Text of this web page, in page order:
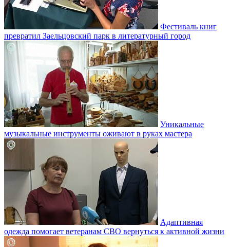
Фестиваль книг
превратил Заельцовский парк в литературный город
Уникальные
музыкальные инструменты оживают в руках мастера
Адаптивная
одежда помогает ветеранам СВО вернуться к активной жизни